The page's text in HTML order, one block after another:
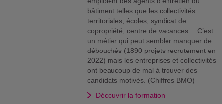
bâtiment telles que les collectivités
territoriales, écoles, syndicat de
copropriété, centre de vacances… C’est
un métier qui peut sembler manquer de
débouchés (1890 projets recrutement en
2022) mais les entreprises et collectivités
ont beaucoup de mal à trouver des
candidats motivés. (Chiffres BMO)
Découvrir la formation